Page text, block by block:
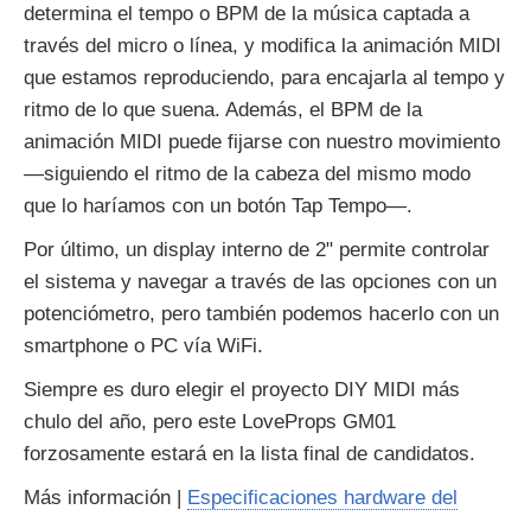
determina el tempo o BPM de la música captada a
través del micro o línea, y modifica la animación MIDI
que estamos reproduciendo, para encajarla al tempo y
ritmo de lo que suena. Además, el BPM de la
animación MIDI puede fijarse con nuestro movimiento
—siguiendo el ritmo de la cabeza del mismo modo
que lo haríamos con un botón Tap Tempo—.
Por último, un display interno de 2" permite controlar
el sistema y navegar a través de las opciones con un
potenciómetro, pero también podemos hacerlo con un
smartphone o PC vía WiFi.
Siempre es duro elegir el proyecto DIY MIDI más
chulo del año, pero este LoveProps GM01
forzosamente estará en la lista final de candidatos.
Más información | Especificaciones hardware del